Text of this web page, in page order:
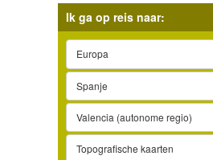
Ik ga op reis naar:
Europa
Spanje
Valencia (autonome regio)
Topografische kaarten